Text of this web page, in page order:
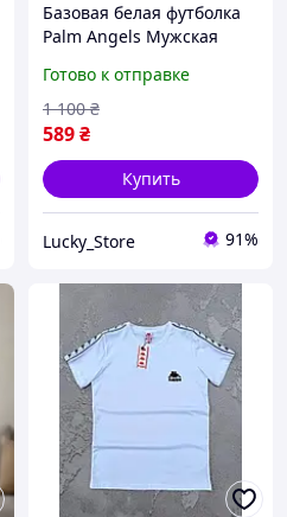
Базовая белая футболка
Palm Angels Мужская
белая Стильная футболка
Palm Angels белая
Готово к отправке
589₴
1 100 ₴
Купить
Lucky_Store 91%